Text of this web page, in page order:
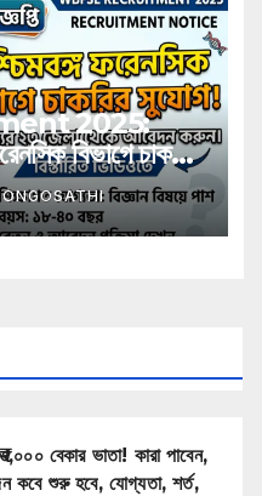
2025:
বিভাগে চাকরির
বেকার ভাতা! কারা পাবেন,
কবে শুরু হবে, যোগ্যতা, শর্ত,